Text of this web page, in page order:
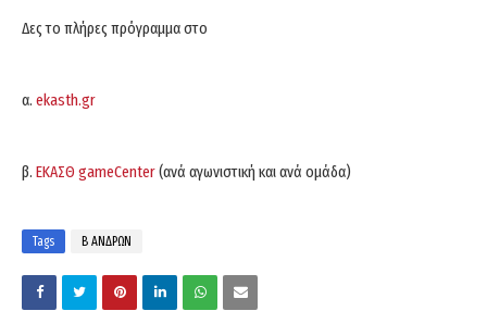
Δες το πλήρες πρόγραμμα στο
α. ekasth.gr
β. ΕΚΑΣΘ gameCenter(ανά αγωνιστική και ανά ομάδα)
Tags Β ΑΝΔΡΩΝ